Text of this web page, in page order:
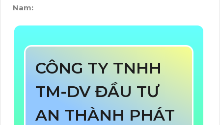
Nam:
CÔNG TY TNHH
TM-DV ĐẦU TƯ
AN THÀNH PHÁT